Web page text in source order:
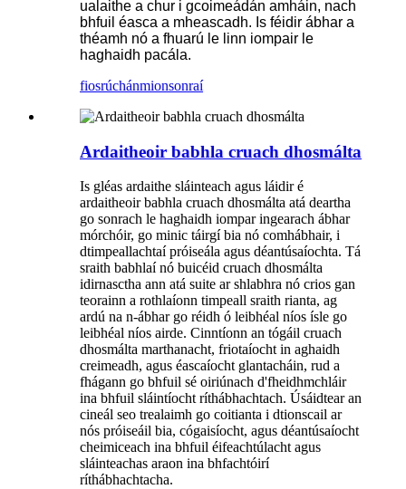
ualaithe a chur i gcoimeádán amháin, nach
bhfuil éasca a mheascadh. Is féidir ábhar a
théamh nó a fhuarú le linn iompair le
haghaidh pacála.
fiosrúchánmionsonraí
Ardaitheoir babhla cruach dhosmálta
Is gléas ardaithe sláinteach agus láidir é
ardaitheoir babhla cruach dhosmálta atá deartha
go sonrach le haghaidh iompar ingearach ábhar
mórchóir, go minic táirgí bia nó comhábhair, i
dtimpeallachtaí próiseála agus déantúsaíochta. Tá
sraith babhlaí nó buicéid cruach dhosmálta
idirnasctha ann atá suite ar shlabhra nó crios gan
teorainn a rothlaíonn timpeall sraith rianta, ag
ardú na n-ábhar go réidh ó leibhéal níos ísle go
leibhéal níos airde. Cinntíonn an tógáil cruach
dhosmálta marthanacht, friotaíocht in aghaidh
creimeadh, agus éascaíocht glantacháin, rud a
fhágann go bhfuil sé oiriúnach d'fheidhmchláir
ina bhfuil sláintíocht ríthábhachtach. Úsáidtear an
cineál seo trealaimh go coitianta i dtionscail ar
nós próiseáil bia, cógaisíocht, agus déantúsaíocht
cheimiceach ina bhfuil éifeachtúlacht agus
sláinteachas araon ina bhfachtóirí
ríthábhachtacha.